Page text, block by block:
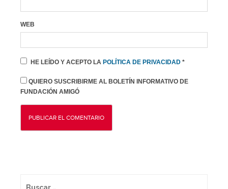
WEB
HE LEÍDO Y ACEPTO LA POLÍTICA DE PRIVACIDAD *
QUIERO SUSCRIBIRME AL BOLETÍN INFORMATIVO DE
FUNDACIÓN AMIGÓ